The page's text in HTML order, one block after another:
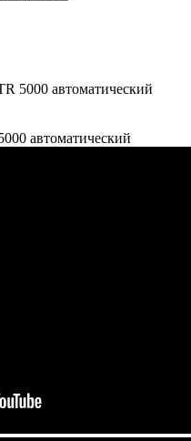
5000 автоматический